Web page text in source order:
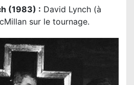
(1983) : David Lynch (à
sur le tournage.